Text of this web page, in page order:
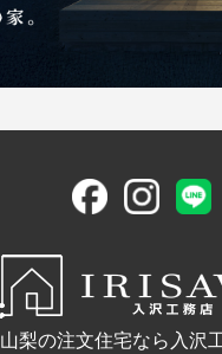
山梨の注文住宅なら入沢